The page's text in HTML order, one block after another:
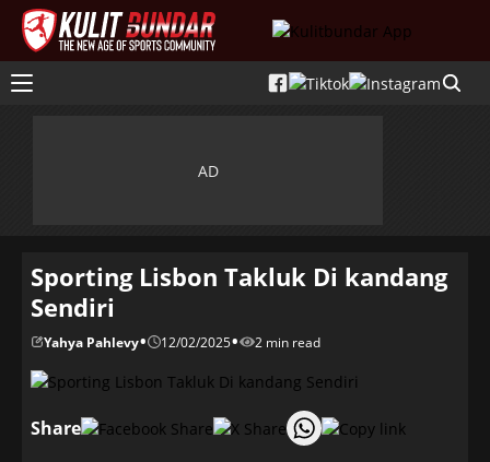
Sporting Lisbon Takluk Di kandang
Sendiri
Yahya Pahlevy• 12/02/2025• 2 min read
Share